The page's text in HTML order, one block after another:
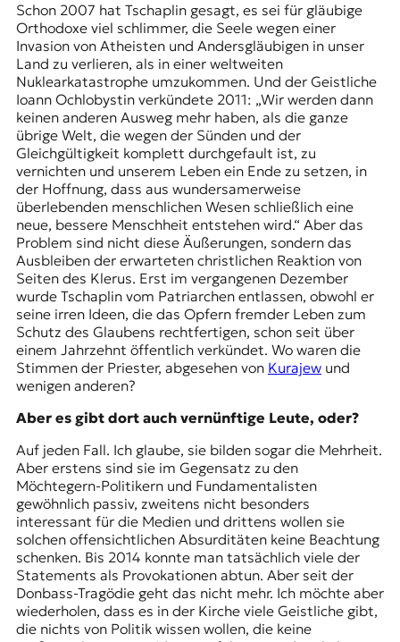
Schon 2007 hat Tschaplin gesagt, es sei für gläubige
Orthodoxe viel schlimmer, die Seele wegen einer
Invasion von Atheisten und Andersgläubigen in unser
Land zu verlieren, als in einer weltweiten
Nuklearkatastrophe umzukommen. Und der Geistliche
Ioann Ochlobystin verkündete 2011: „Wir werden dann
keinen anderen Ausweg mehr haben, als die ganze
übrige Welt, die wegen der Sünden und der
Gleichgültigkeit komplett durchgefault ist, zu
vernichten und unserem Leben ein Ende zu setzen, in
der Hoffnung, dass aus wundersamerweise
überlebenden menschlichen Wesen schließlich eine
neue, bessere Menschheit entstehen wird.“ Aber das
Problem sind nicht diese Äußerungen, sondern das
Ausbleiben der erwarteten christlichen Reaktion von
Seiten des Klerus. Erst im vergangenen Dezember
wurde Tschaplin vom Patriarchen entlassen, obwohl er
seine irren Ideen, die das Opfern fremder Leben zum
Schutz des Glaubens rechtfertigen, schon seit über
einem Jahrzehnt öffentlich verkündet. Wo waren die
Stimmen der Priester, abgesehen von Kurajewund
wenigen anderen?
Aber es gibt dort auch vernünftige Leute, oder?
Auf jeden Fall. Ich glaube, sie bilden sogar die Mehrheit.
Aber erstens sind sie im Gegensatz zu den
Möchtegern-Politikern und Fundamentalisten
gewöhnlich passiv, zweitens nicht besonders
interessant für die Medien und drittens wollen sie
solchen offensichtlichen Absurditäten keine Beachtung
schenken. Bis 2014 konnte man tatsächlich viele der
Statements als Provokationen abtun. Aber seit der
Donbass-Tragödie geht das nicht mehr. Ich möchte aber
wiederholen, dass es in der Kirche viele Geistliche gibt,
die nichts von Politik wissen wollen, die keine